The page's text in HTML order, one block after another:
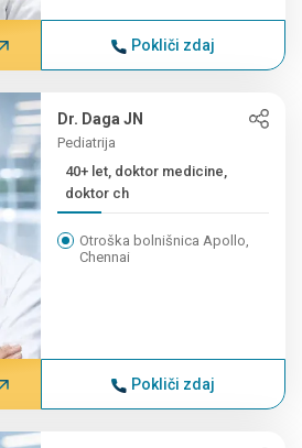
Pokliči zdaj
Dr. Daga JN
Pediatrija
40+ let, doktor medicine,
doktor ch
Otroška bolnišnica Apollo,
Chennai
Pokliči zdaj